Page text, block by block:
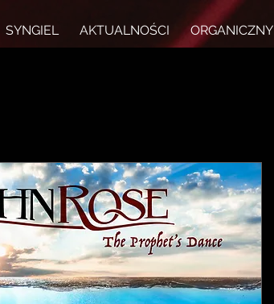
SYNGIEL AKTUALNOŚCI ORGANICZNY